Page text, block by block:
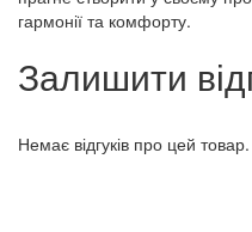
гармонії та комфорту.
Залишити
Немає відгуків про цей товар.